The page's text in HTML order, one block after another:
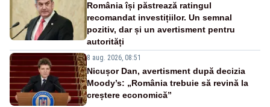
România își păstrează ratingul
recomandat investițiilor. Un semnal
pozitiv, dar și un avertisment pentru
autorități
8 aug. 2026, 08:51
Nicușor Dan, avertisment după decizia
Moody’s: „România trebuie să revină la
creștere economică”